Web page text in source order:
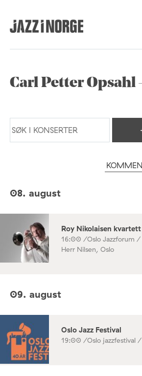
Carl Petter Opsahl
08. august
Roy Nikolaisen kvartett
16:00 /Oslo Jazzforum
Herr Nilsen, Oslo
09. august
Oslo Jazz Festival
19:00 /Oslo jazzfestival